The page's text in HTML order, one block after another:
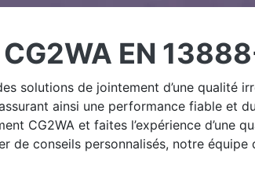
EN 13888
de jointement d’une qualité
ainsi une performance fiable et
CG2WA et faites l’expérience d’une
conseils personnalisés, notre équipe